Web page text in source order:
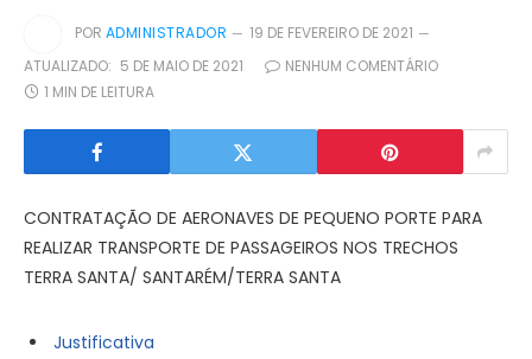
POR ADMINISTRADOR
19 DE FEVEREIRO DE 2021
ATUALIZADO: 5 DE MAIO DE 2021
NENHUM COMENTÁRIO
1 MIN DE LEITURA
CONTRATAÇÃO DE AERONAVES DE PEQUENO PORTE PARA
REALIZAR TRANSPORTE DE PASSAGEIROS NOS TRECHOS
TERRA SANTA/ SANTARÉM/TERRA SANTA
Justificativa